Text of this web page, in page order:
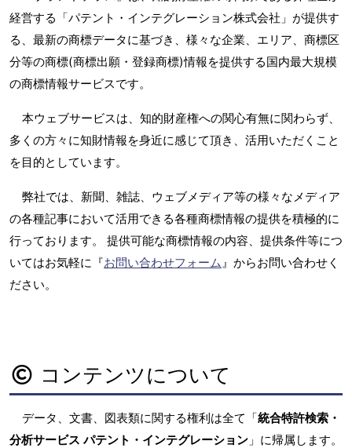
経営する「パテント・インテグレーション株式会社」が提供す
る、最新の商標データに基づき、様々な企業、エリア、商標区
分等の商標(商標出願・登録商標)情報を提供する国内最大規模
の商標情報サービスです。
本ウェブサービスは、知的財産権への関心有無に関わらず、
多くの方々に知財情報を身近に感じて頂き、活用いただくこと
を目的としています。
弊社では、新聞、雑誌、ウェブメディア等の様々なメディア
の各種記事において活用できる各種商標情報の提供を積極的に
行っております。 提供可能な商標情報の内容、提供条件等につ
いてはお気軽に『お問い合わせフォーム』からお問い合わせく
ださい。
コンテンツについて
データ、文書、図表類に関する権利は全て「統合特許検索・
分析サービス パテント・インテグレーション 」に帰属します。